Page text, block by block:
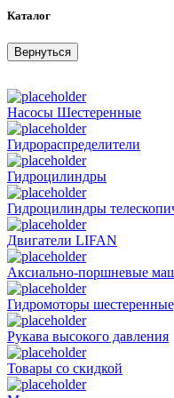
Каталог
Вернуться
Насосы Шестеренные
Гидрораспределители
Гидроцилиндры
Гидроцилиндры
Двигатели LIFAN
Аксиально-
Гидромоторы
Рукава высокого давления
Товары со скидкой